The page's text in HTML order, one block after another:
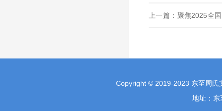
上一篇： 聚焦2025全
Copyright © 2019-2023 东至周
地址：